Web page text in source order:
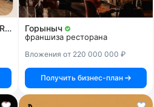
Steak it Easy by Vasilchuki Restaurant Group Горыныч
франшиза ресторана
Вложения от 220 000 000 ₽
Получить бизнес-план